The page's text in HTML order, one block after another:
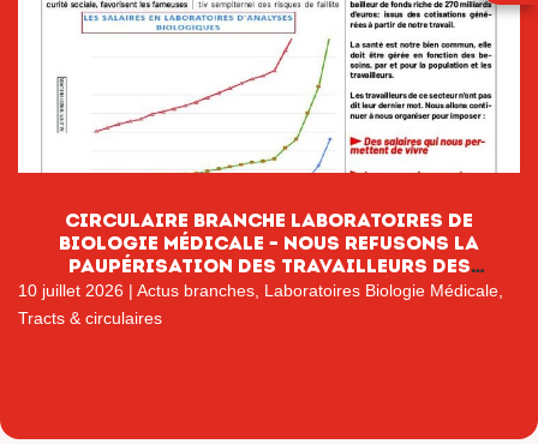
CIRCULAIRE BRANCHE LABORATOIRES DE
BIOLOGIE MÉDICALE – NOUS REFUSONS LA
PAUPÉRISATION DES TRAVAILLEURS DES
LABORATOIRES DE BIOLOGIE MÉDICALE
10 juillet 2026 | Actus branches Laboratoires Biologie Médicale
Tracts & circulaires